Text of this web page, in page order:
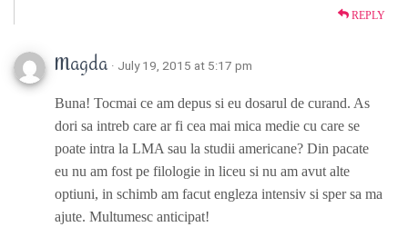
REPLY
Magda · July 19, 2015 at 5:17 pm
Buna! Tocmai ce am depus si eu dosarul de curand. As
dori sa intreb care ar fi cea mai mica medie cu care se
poate intra la LMA sau la studii americane? Din pacate
eu nu am fost pe filologie in liceu si nu am avut alte
optiuni, in schimb am facut engleza intensiv si sper sa ma
ajute. Multumesc anticipat!